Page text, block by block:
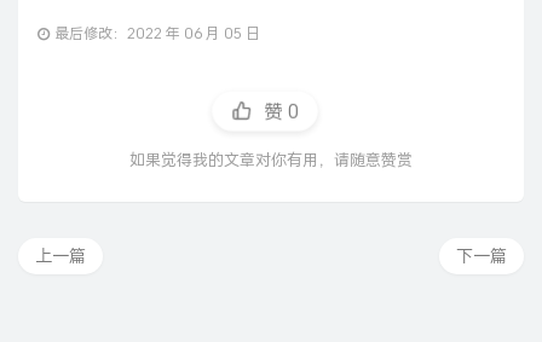
最后修改：2022 年 06 月 05 日
赞 0
如果觉得我的文章对你有用，请随意赞赏
下一篇
上一篇